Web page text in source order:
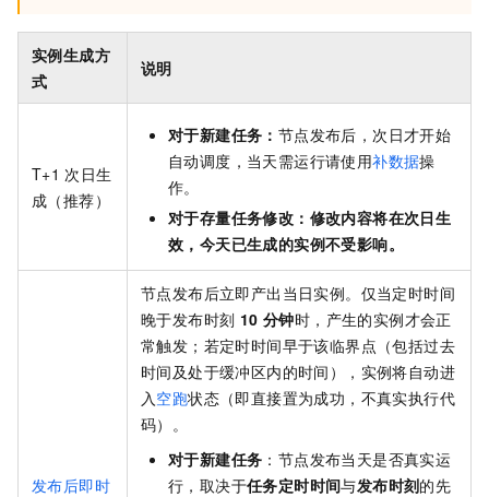
实例生成方
式
说明
T+1 次日生
成（推荐）
对于新建任务： 节点发布后，次日才开始
自动调度，当天需运行请使用补数据操
作。
对于存量任务修改：修改内容将在次日生
效，今天已生成的实例不受影响。
发布后即时
节点发布后立即产出当日实例。仅当定时时间
晚于发布时刻 10 分钟时，产生的实例才会正
常触发；若定时时间早于该临界点（包括过去
时间及处于缓冲区内的时间），实例将自动进
入 空跑状态（即直接置为成功，不真实执行代
码）。
对于新建任务 ：节点发布当天是否真实运
行，取决于任务定时时间与发布时刻的先